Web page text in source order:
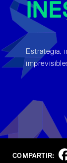
Estrategia,
COMPARTIR: